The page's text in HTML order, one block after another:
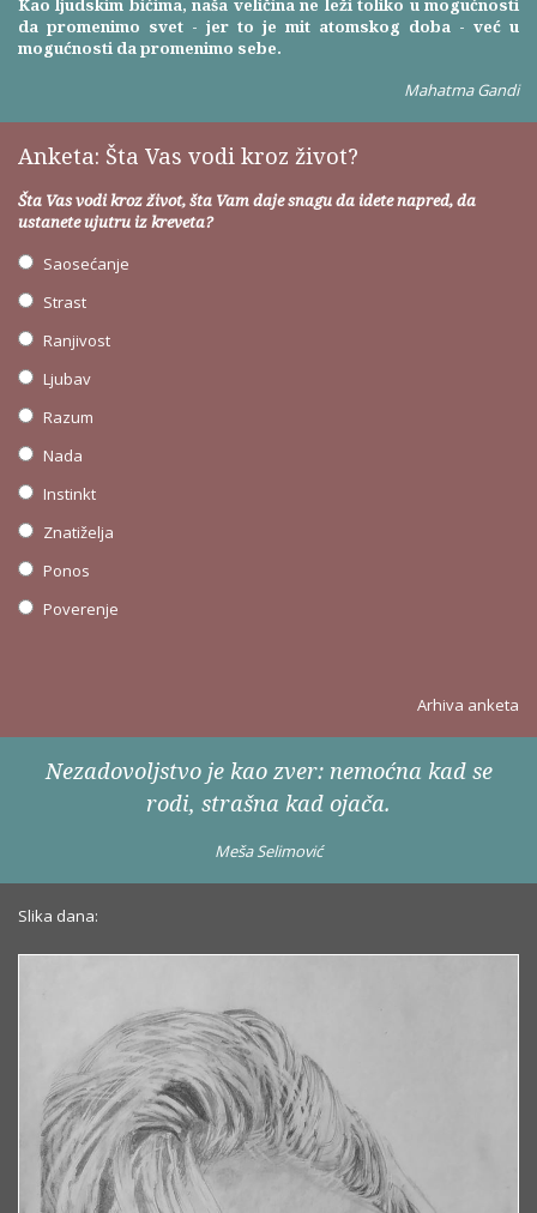
da promenimo svet - jer to je mit atomskog doba - već u
mogućnosti da promenimo sebe.
Mahatma Gandi
Anketa: Šta Vas vodi kroz život?
Šta Vas vodi kroz život, šta Vam daje snagu da idete napred, da
ustanete ujutru iz kreveta?
Saosećanje
Strast
Ranjivost
Ljubav
Razum
Nada
Instinkt
Znatiželja
Ponos
Poverenje
Arhiva anketa
Nezadovoljstvo je kao zver: nemoćna kad se
rodi, strašna kad ojača.
Meša Selimović
Slika dana: